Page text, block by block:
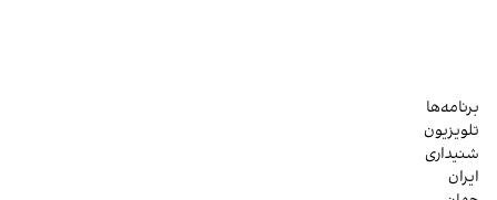
برنامه‌ها
تلویزیون
شنیداری
ایران